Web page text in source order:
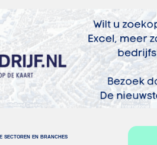
sectoren en branches